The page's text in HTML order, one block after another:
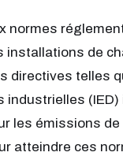
normes
installations de
directives telles
industrielles
les émissions de
atteindre ces